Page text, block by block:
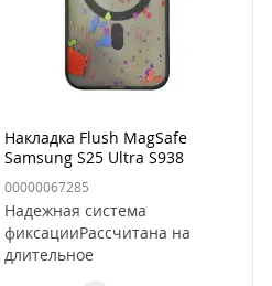
Накладка Flush MagSafe
Samsung S25 Ultra S938
Серая (Titanium Grey)
00000067285
Надежная система
фиксацииРассчитана на
длительное